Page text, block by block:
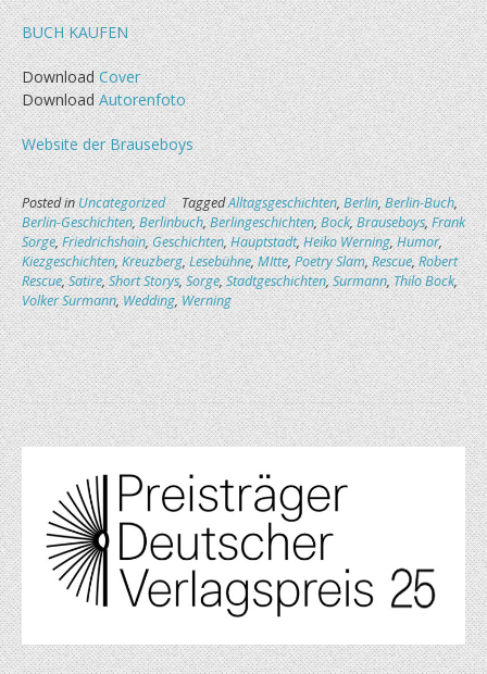
BUCH KAUFEN
DownloadCover
DownloadAutorenfoto
Website der Brauseboys
Posted inUncategorized TaggedAlltagsgeschichten,Berlin,Berlin-Buch,
Berlin-Geschichten,Berlinbuch,Berlingeschichten,Bock,Brauseboys,Frank
Sorge,Friedrichshain,Geschichten,Hauptstadt,Heiko Werning,Humor,
Kiezgeschichten,Kreuzberg,Lesebühne,MItte,Poetry Slam,Rescue,Robert
Rescue,Satire,Short Storys,Sorge,Stadtgeschichten,Surmann,Thilo Bock,
Volker Surmann,Wedding,Werning